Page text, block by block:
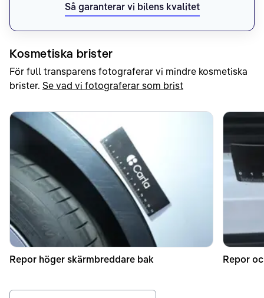
Så garanterar vi bilens kvalitet
Kosmetiska brister
För full transparens fotograferar vi mindre kosmetiska
brister. Se vad vi fotograferar som brist
Repor höger skärmbreddare bak Repor